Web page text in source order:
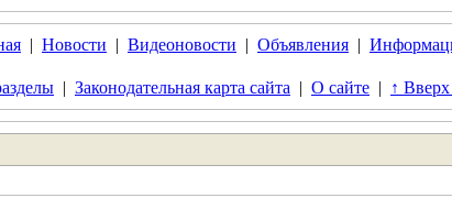
| Новости | Видеоновости | Объявления |
| Законодательная карта сайта | О сайте | ↑ Вверх